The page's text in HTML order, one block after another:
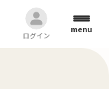
ログイン
menu